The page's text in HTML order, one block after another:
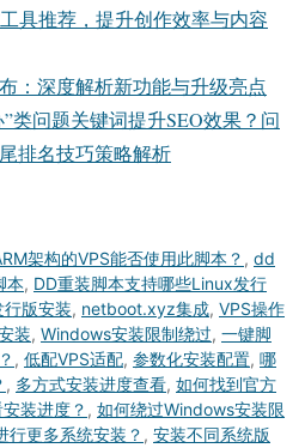
具推荐，提升创作效率与内容
：深度解析新功能与升级亮点
类问题关键词提升SEO效果？问
排名技巧策略解析
架构的VPS能否使用此脚本？ , dd
本, DD重装脚本支持哪些Linux发行
版安装, netboot.xyz集成, VPS操作
装, Windows安装限制绕过, 一键脚
, 低配VPS适配, 参数化安装配置, 哪
, 多方式安装进度查看, 如何找到官方
装进度？ , 如何绕过Windows安装限
更多系统安装？ , 安装不同系统版